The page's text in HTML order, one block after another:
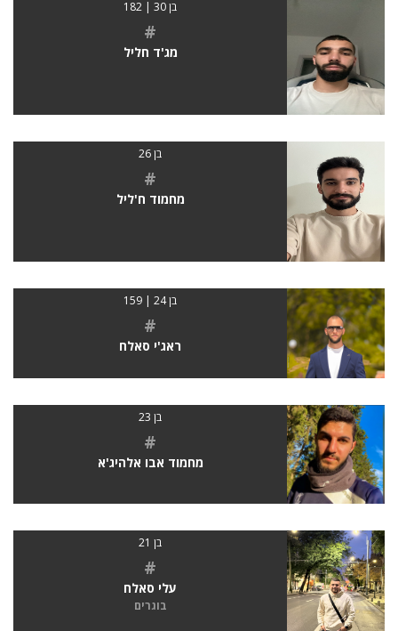
בן 30 | 182
#
מג'ד חליל
בן 26
#
מחמוד ח'ליל
בן 24 | 159
#
ראג'י סאלח
בן 23
#
מחמוד אבו אלהיג'א
בן 21
#
עלי סאלח
בוגרים